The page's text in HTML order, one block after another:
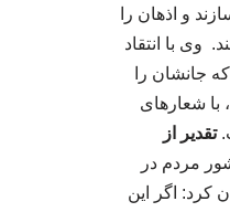
و اذهان را
وی با انتقاد
جانشان را
با شعارهای
تقدیر از
مردم در
کرد: اگر این